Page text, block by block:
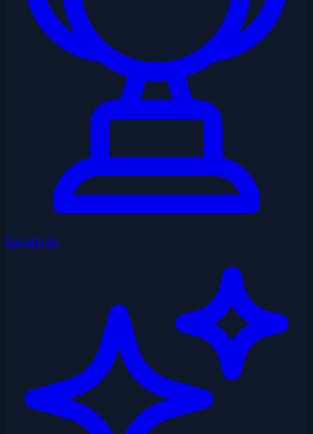
Başarımlar